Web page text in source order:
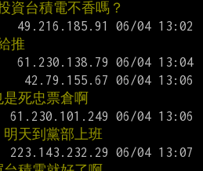
資台積電不香嗎？
推
死忠票倉啊
天到黨部上班